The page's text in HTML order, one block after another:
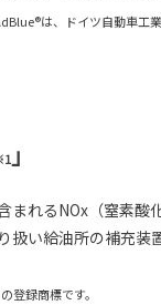
は、ドイツ自動車工業
」
まれるNOx（窒素
い給油所の補充装
登録商標です。